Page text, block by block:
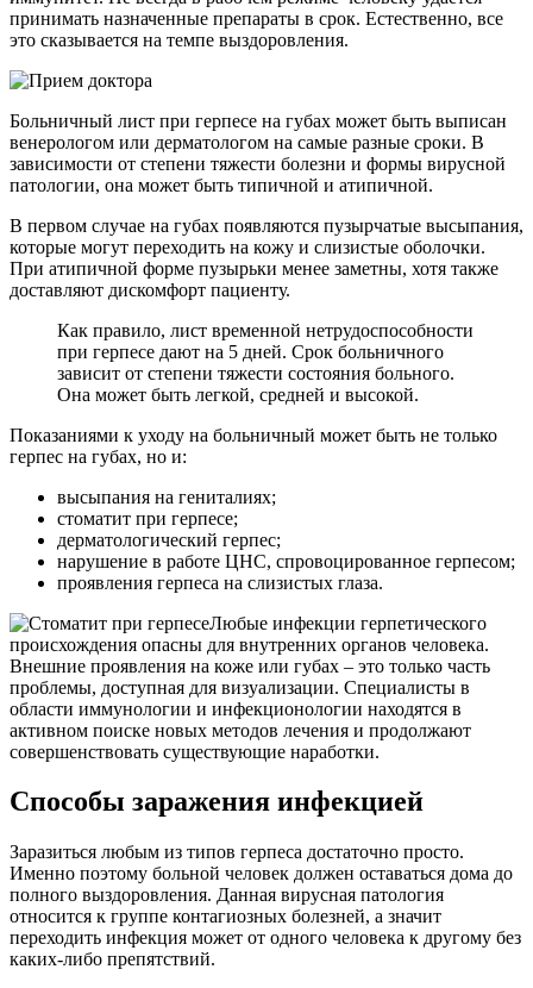
принимать назначенные препараты в срок. Естественно, все
это сказывается на темпе выздоровления.
Больничный лист при герпесе на губах может быть выписан
венерологом или дерматологом на самые разные сроки. В
зависимости от степени тяжести болезни и формы вирусной
патологии, она может быть типичной и атипичной.
В первом случае на губах появляются пузырчатые высыпания,
которые могут переходить на кожу и слизистые оболочки.
При атипичной форме пузырьки менее заметны, хотя также
доставляют дискомфорт пациенту.
Как правило, лист временной нетрудоспособности
при герпесе дают на 5 дней. Срок больничного
зависит от степени тяжести состояния больного.
Она может быть легкой, средней и высокой.
Показаниями к уходу на больничный может быть не только
герпес на губах, но и:
высыпания на гениталиях;
стоматит при герпесе;
дерматологический герпес;
нарушение в работе ЦНС, спровоцированное герпесом;
проявления герпеса на слизистых глаза.
Любые инфекции герпетического
происхождения опасны для внутренних органов человека.
Внешние проявления на коже или губах – это только часть
проблемы, доступная для визуализации. Специалисты в
области иммунологии и инфекционологии находятся в
активном поиске новых методов лечения и продолжают
совершенствовать существующие наработки.
Способы заражения инфекцией
Заразиться любым из типов герпеса достаточно просто.
Именно поэтому больной человек должен оставаться дома до
полного выздоровления. Данная вирусная патология
относится к группе контагиозных болезней, а значит
переходить инфекция может от одного человека к другому без
каких-либо препятствий.